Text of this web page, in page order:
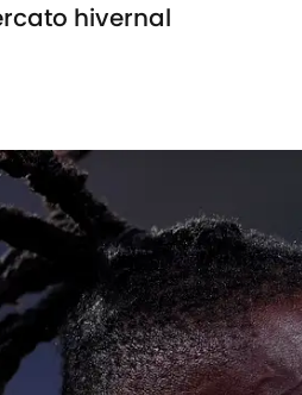
hivernal